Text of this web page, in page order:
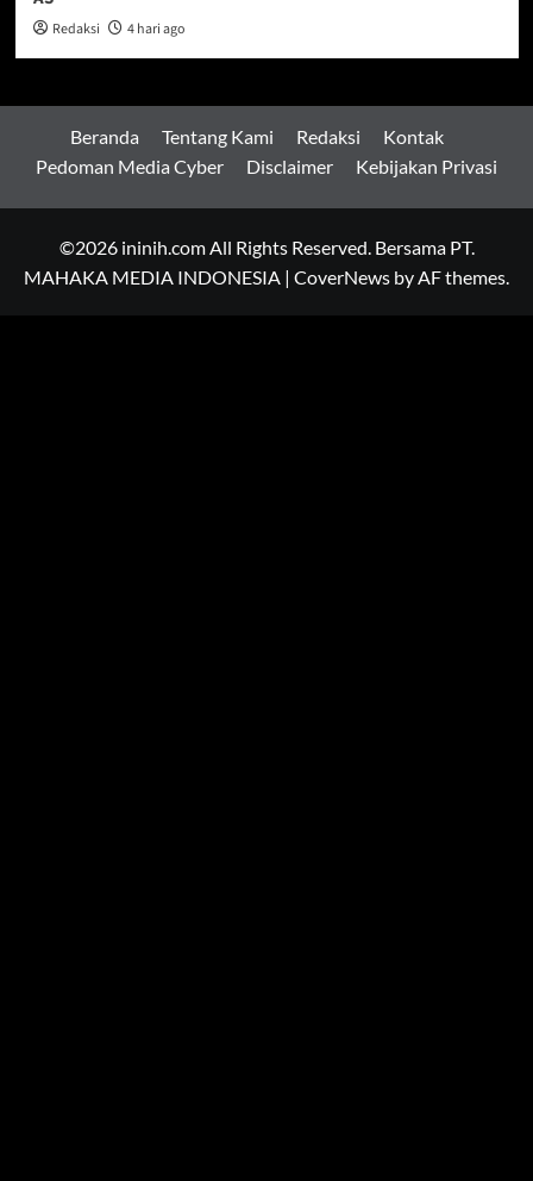
Redaksi 4 hari ago
Beranda Tentang Kami Redaksi
Kontak
Pedoman Media Cyber
Disclaimer Kebijakan Privasi
©2026 ininih.com All Rights Reserved. Bersama PT.
MAHAKA MEDIA INDONESIA | CoverNews by AF themes.